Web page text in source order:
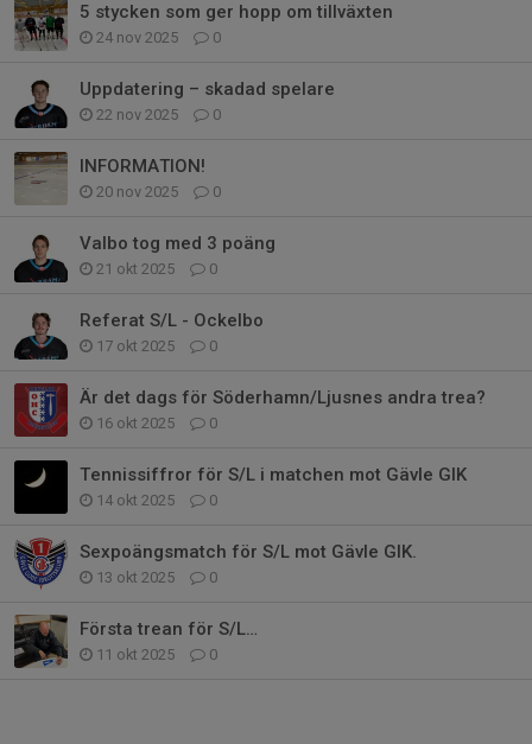
5 stycken som ger hopp om tillväxten
24 nov 2025 0
Uppdatering – skadad spelare
22 nov 2025 0
INFORMATION!
20 nov 2025 0
Valbo tog med 3 poäng
21 okt 2025 0
Referat S/L - Ockelbo
17 okt 2025 0
Är det dags för Söderhamn/Ljusnes andra trea?
16 okt 2025 0
Tennissiffror för S/L i matchen mot Gävle GIK
14 okt 2025 0
Sexpoängsmatch för S/L mot Gävle GIK.
13 okt 2025 0
Första trean för S/L…
11 okt 2025 0